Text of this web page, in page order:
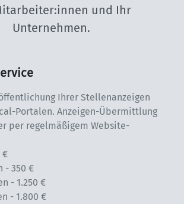
und Ihr
Unternehmen.
Ihrer Stellenanzeigen
Portalen. Anzeigen-Übermittlung
per regelmäßigem Website-
€
- 350 €
- 1.250 €
- 1.800 €